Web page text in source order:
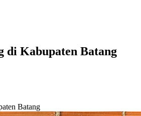
di Kabupaten Batang
Batang